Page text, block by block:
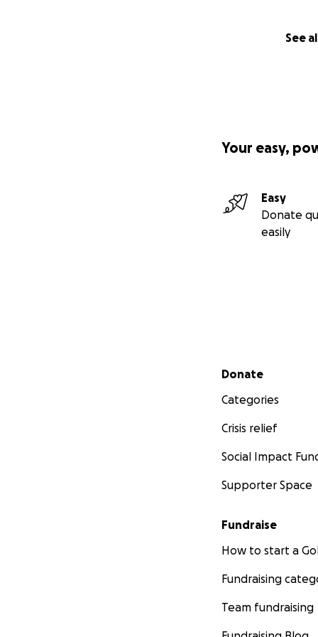
See
Your easy,
Easy
Donate
easily
Secondary menu
Donate
Categories
Crisis relief
Social Impact
Supporter Space
Fundraise
How to start a
Fundraising
Team fundraising